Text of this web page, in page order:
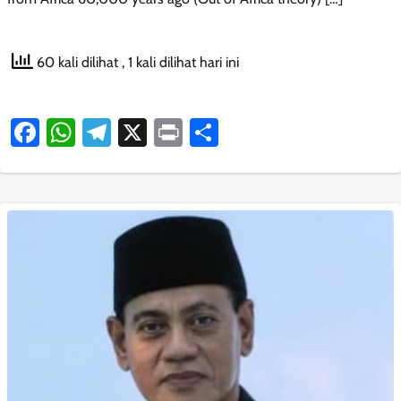
60 kali dilihat , 1 kali dilihat hari ini
Facebook
WhatsApp
Telegram
X Print